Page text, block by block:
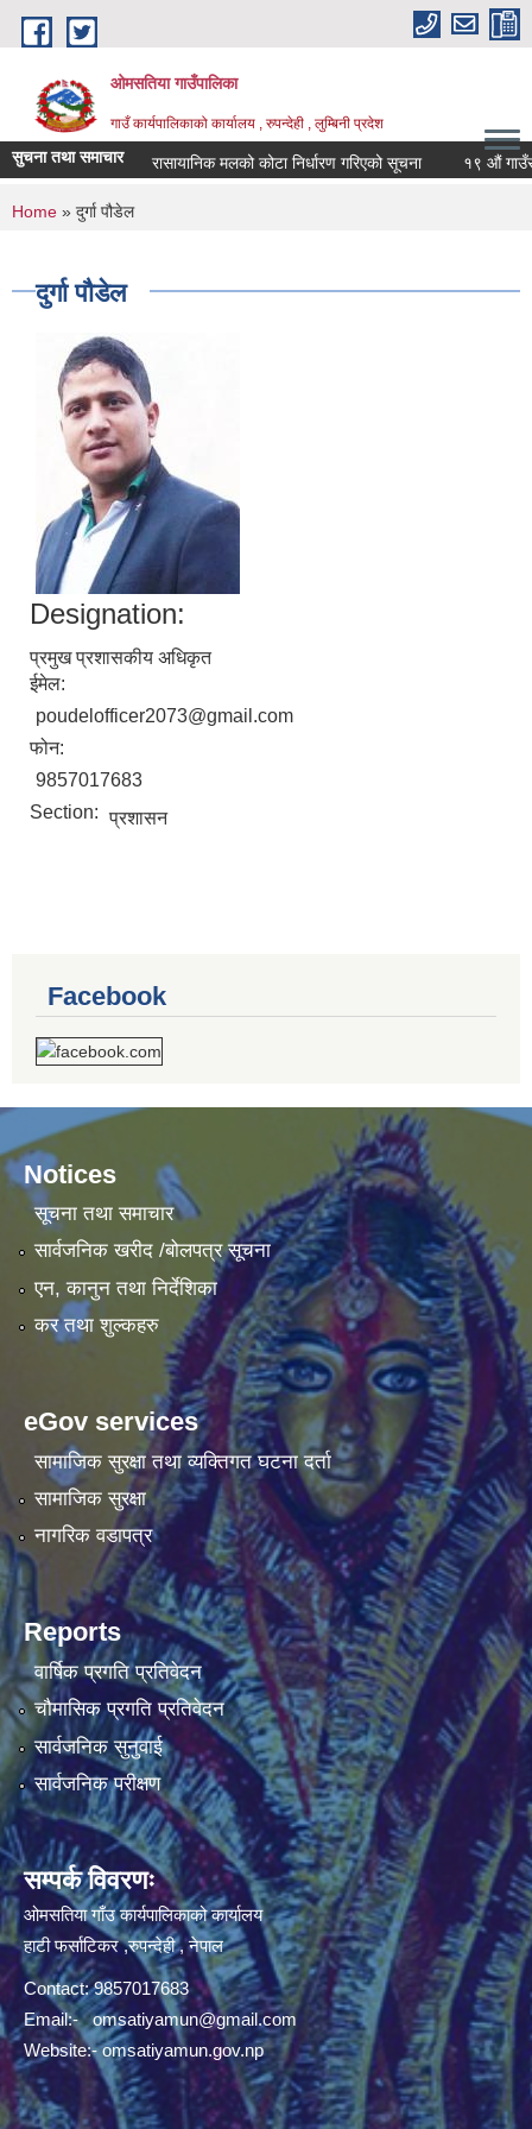
Skip to main content
ओमसतिया गाउँपालिका
गाउँ कार्यपालिकाको कार्यालय , रुपन्देही , लुम्बिनी प्रदेश
सुचना तथा समाचार रासायानिक मलको कोटा निर्धारण गरिएको सूचना १९ औं
You are here
Home » दुर्गा पौडेल
दुर्गा पौडेल
Designation:
प्रमुख प्रशासकीय अधिकृत
ईमेल:
poudelofficer2073@gmail.com
फोन:
9857017683
Section: प्रशासन
Facebook
Notices
सूचना तथा समाचार
सार्वजनिक खरीद /बोलपत्र सूचना
एन, कानुन तथा निर्देशिका
कर तथा शुल्कहरु
eGov services
सामाजिक सुरक्षा तथा व्यक्तिगत घटना दर्ता
सामाजिक सुरक्षा
नागरिक वडापत्र
Reports
वार्षिक प्रगति प्रतिवेदन
चौमासिक प्रगति प्रतिवेदन
सार्वजनिक सुनुवाई
सार्वजनिक परीक्षण
सम्पर्क विवरणः
ओमसतिया गाँउ कार्यपालिकाको कार्यालय
हाटी फर्साटिकर ,रुपन्देही , नेपाल
Contact: 9857017683
Email:-omsatiyamun@gmail.com
Website:- omsatiyamun.gov.np